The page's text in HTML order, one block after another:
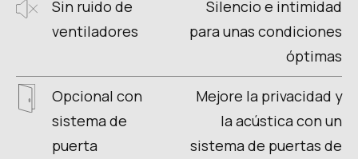
Sin ruido de
ventiladores
Silencio e intimidad
para unas condiciones
óptimas
Opcional con
sistema de
puerta
Mejore la privacidad y
la acústica con un
sistema de puertas de